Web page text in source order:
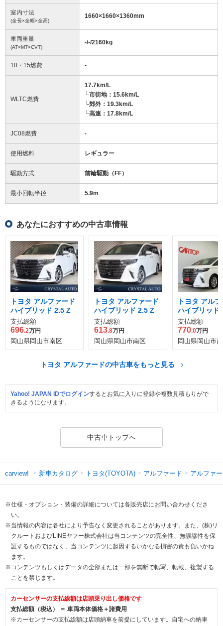
室内寸法
(全長×全幅×全高)
1660×1660×1360mm
車両重量
(AT×MT×CVT)
-/-/2160kg
10・15燃費 -
WLTC燃費
17.7km/L
└市街地：15.6km/L
└郊外：19.3km/L
└高速：17.8km/L
JC08燃費 -
使用燃料 レギュラー
駆動方式 前輪駆動（FF）
最小回転半径 5.9m
あなたにおすすめの中古車情報
トヨタ アルファード
ハイブリッド 2.5 Z
支払総額
696.2万円
岡山県岡山市南区
トヨタ アルファード
ハイブリッド 2.5 Z
支払総額
613.8万円
岡山県岡山市南区
トヨタ アル
ハイブリッド
支払総額
770.0万円
岡山県岡山市
トヨタ アルファードの中古車をもっと見る
Yahoo! JAPAN IDでログインするとお気に入りに登録や複数見積もりがで
きるようになります。
中古車トップへ
carview! 新車カタログ トヨタ(TOYOTA) アルファード アルファ
※仕様・オプション・装備の詳細については各販売店にお問い合わせくださ
い。
※当情報の内容は各社により予告なく変更されることがあります。また、(株)リ
クルートおよびLINEヤフー株式会社は当コンテンツの完全性、無誤謬性を保
証するものではなく、当コンテンツに起因するいかなる損害の責も負いかね
ます。
※コンテンツもしくはデータの全部または一部を無断で転写、転載、複製する
ことを禁じます。
カーセンサーの支払総額は店頭乗り出し価格です
支払総額（税込） ＝ 車両本体価格＋諸費用
※カーセンサーの支払総額は店頭納車を前提にしています。自宅への納車